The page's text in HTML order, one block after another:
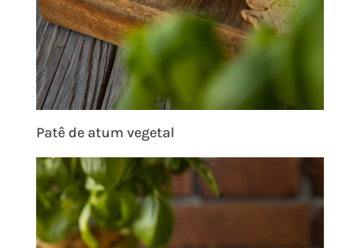
Patê de atum vegetal